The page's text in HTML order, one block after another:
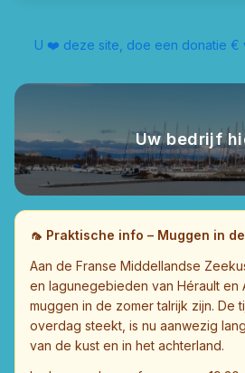
U ❤️ deze site, doe een donatie €
Uw bedrijf
🦟 Praktische info – Muggen in
Aan de Franse Middellandse
en lagunegebieden van Hérault en
muggen in de zomer talrijk zijn. De
overdag steekt, is nu aanwezig
van de kust en in het achterland.